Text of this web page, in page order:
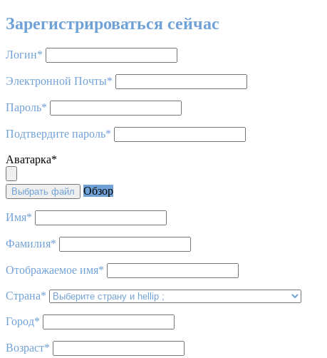
Зарегистрироваться сейчас
Логин*
Электронной Почты*
Пароль*
Подтвердите пароль*
Аватарка*
Выбрать файл Обзор
Имя*
Фамилия*
Отображаемое имя*
Страна*
Город*
Возраст*